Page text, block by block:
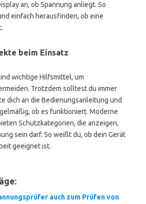
an, ob Spannung anliegt. So
einfach herausfinden, ob eine
beim Einsatz
wichtige Hilfsmittel, um
Trotzdem solltest du immer
dich an die Bedienungsanleitung und
ob es funktioniert. Moderne
Schutzkategorien, die anzeigen,
sein darf. So weißt du, ob dein Gerät
geeignet ist.
auch zum Prüfen von